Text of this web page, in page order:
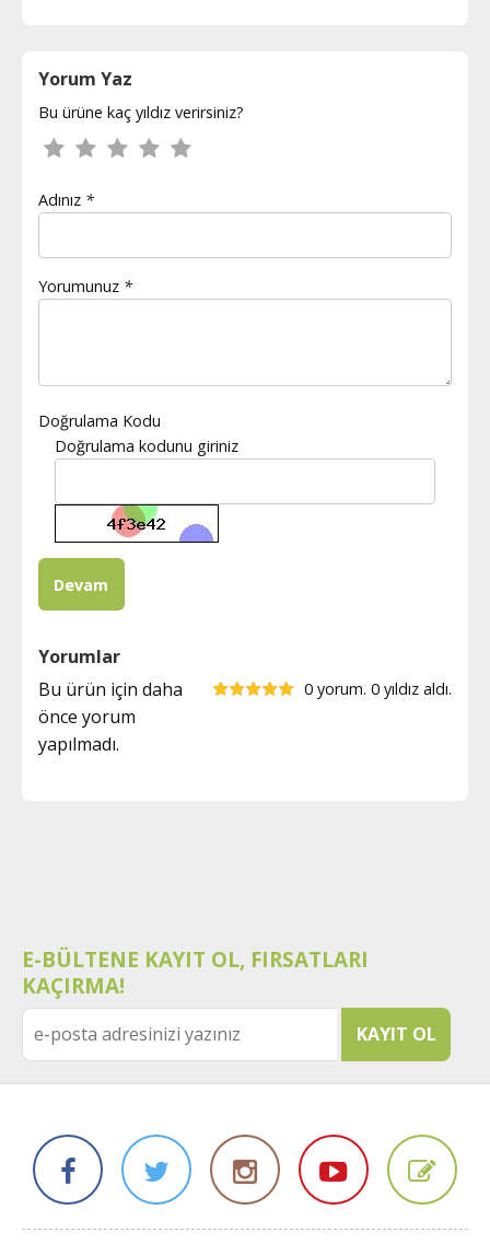
Yorum Yaz
Bu ürüne kaç yıldız verirsiniz?
Adınız *
Yorumunuz *
Doğrulama Kodu
Doğrulama kodunu giriniz
Yorumlar
0 yorum. 0 yıldız aldı.
Bu ürün için daha
önce yorum
yapılmadı.
E-BÜLTENE KAYIT OL, FIRSATLARI
KAÇIRMA!